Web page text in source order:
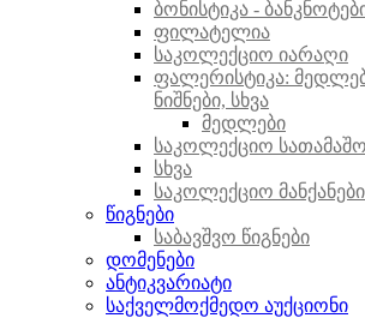
ბონისტიკა -
ფილატელია
საკოლექციო იარაღი
ფალერისტიკა:
ნიშნები, სხვა
მედლები
საკოლექციო
სხვა
საკოლექციო
წიგნები
საბავშვო წიგნები
დომენები
ანტიკვარიატი
საქველმოქმედო აუქციონი